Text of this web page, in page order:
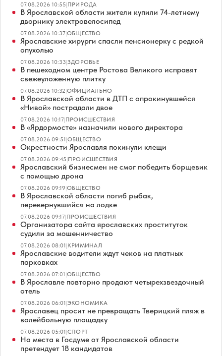
07.08.2026 10:55|ПРИРОДА
В Ярославской области жители купили 74-летнему
дворнику электровелосипед
07.08.2026 10:37|ОБЩЕСТВО
Ярославские хирурги спасли пенсионерку с редкой
опухолью
07.08.2026 10:33|ЗДОРОВЬЕ
В пешеходном центре Ростова Великого исправят
свежеуложенную плитку
07.08.2026 10:32|ОФИЦИАЛЬНО
В Ярославской области в ДТП с опрокинувшейся
«Нивой» пострадали двое
07.08.2026 10:17|ПРОИСШЕСТВИЯ
В «Ярдормосте» назначили нового директора
07.08.2026 09:51|ОБЩЕСТВО
Окрестности Ярославля покинули клещи
07.08.2026 09:45|ПРОИСШЕСТВИЯ
Ярославский бизнесмен не смог победить борщевик
с помощью дрона
07.08.2026 09:19|ОБЩЕСТВО
В Ярославской области погиб рыбак,
перевернувшийся на лодке
07.08.2026 09:17|ПРОИСШЕСТВИЯ
Организатора сайта ярославских проституток
судили за мошенничество
07.08.2026 08:01|КРИМИНАЛ
Ярославские водители ждут чеков на платных
парковках
07.08.2026 07:01|ОБЩЕСТВО
В Ярославле повторно продают четырехзвездочный
отель
07.08.2026 06:01|ЭКОНОМИКА
Ярославец просит не превращать Тверицкий пляж в
волейбольную площадку
07.08.2026 05:01|СПОРТ
На места в Госдуме от Ярославской области
претендует 18 кандидатов